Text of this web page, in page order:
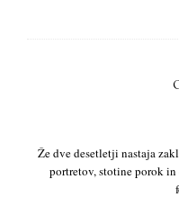
Že dve desetletji nastaja
portretov, stotine porok